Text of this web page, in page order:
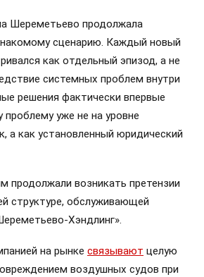
Шереметьево продолжала
сценарию. Каждый новый
как отдельный эпизод, а не
системных проблем внутри
решения фактически впервые
проблему уже не на уровне
а как установленный юридический
продолжали возникать претензии
структуре, обслуживающей
Хэндлинг».
на рынке связывают целую
воздушных судов при